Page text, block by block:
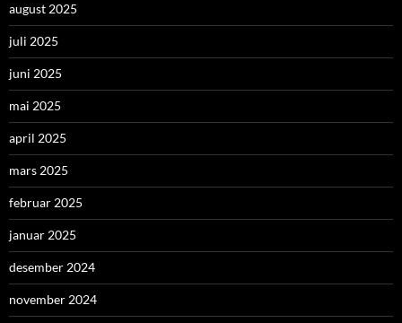
august 2025
juli 2025
juni 2025
mai 2025
april 2025
mars 2025
februar 2025
januar 2025
desember 2024
november 2024